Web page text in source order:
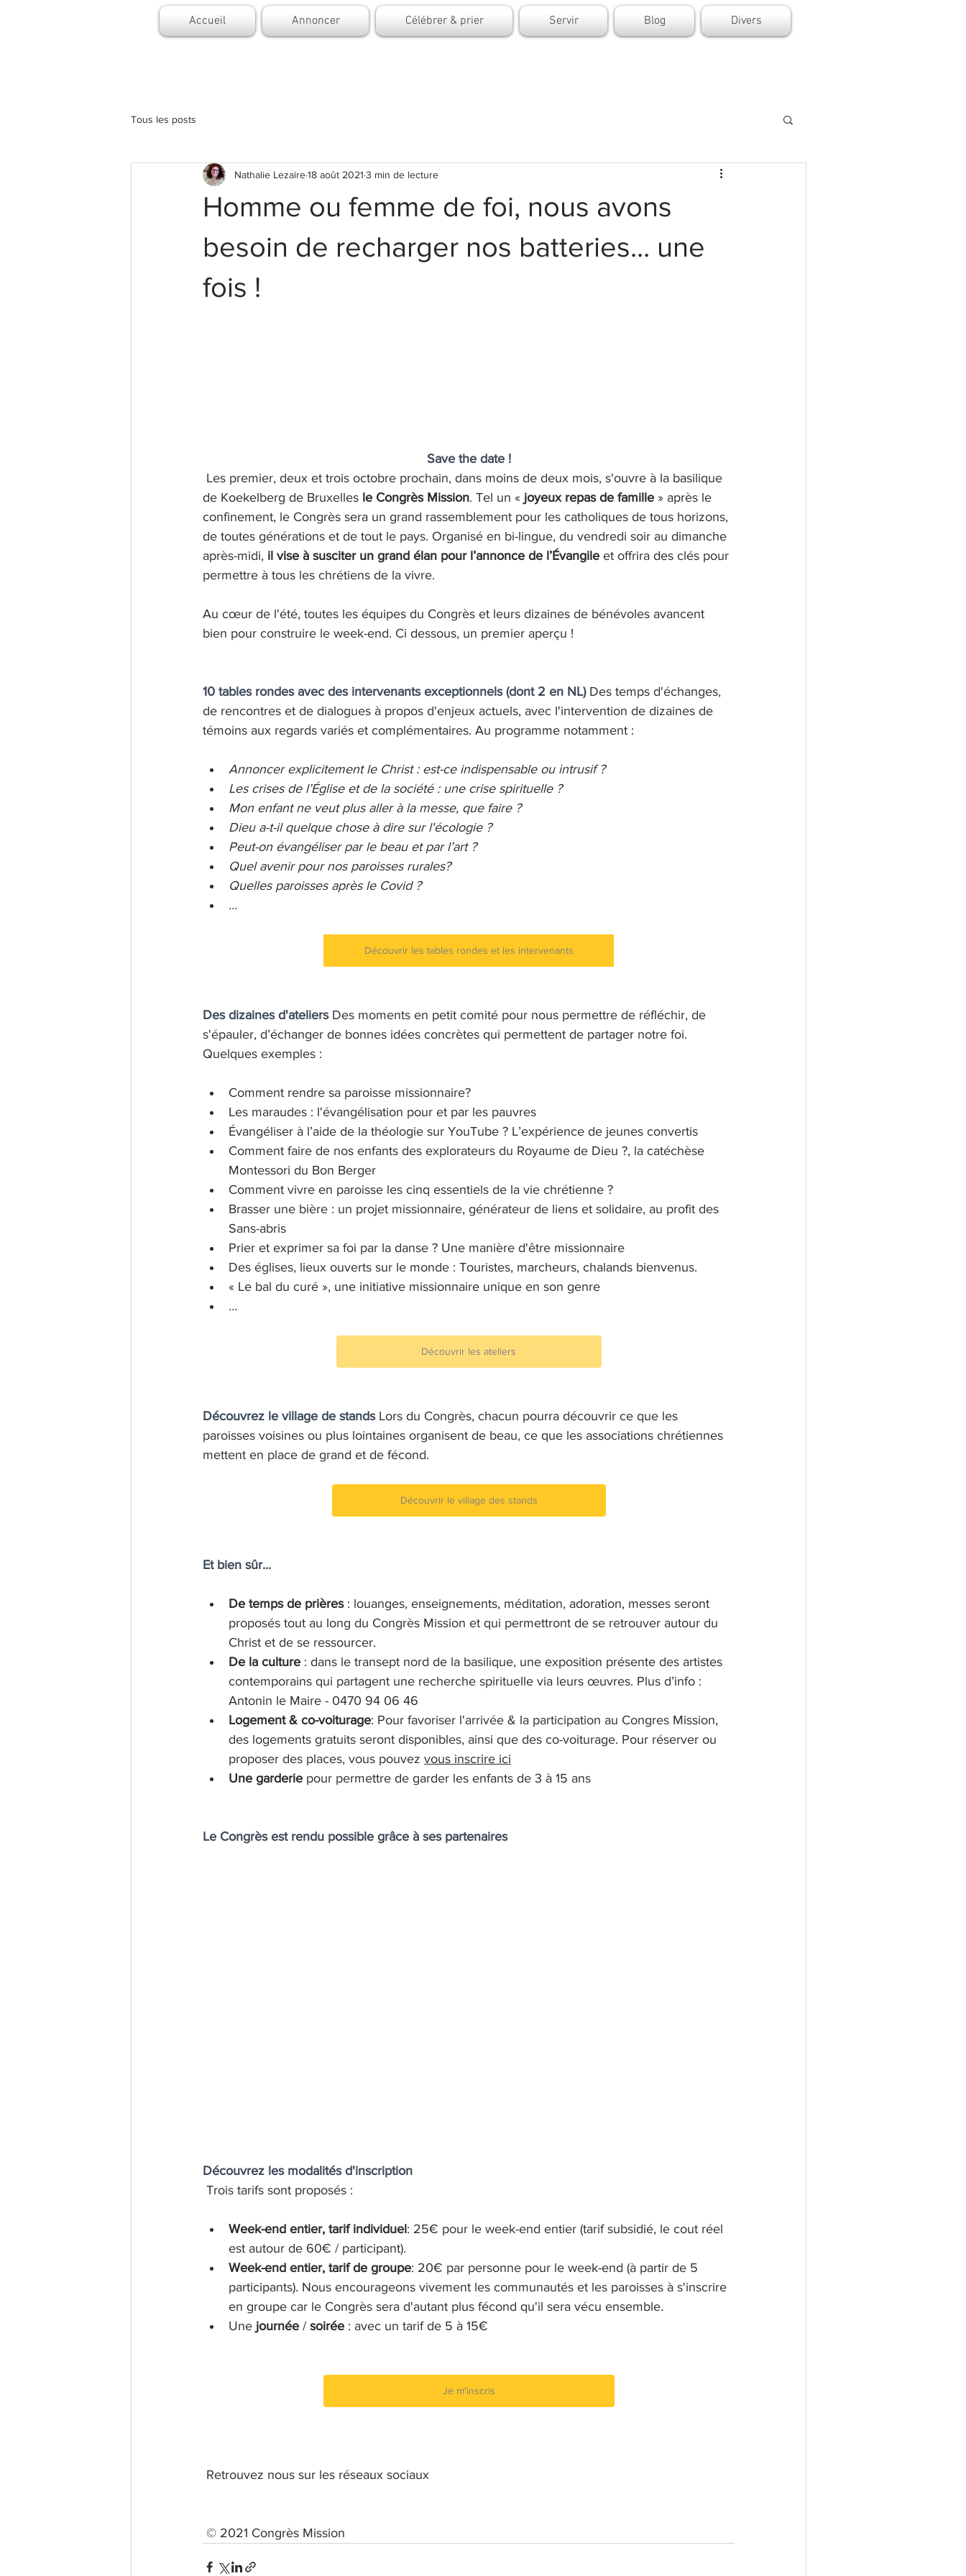
Accueil Annoncer Célébrer & prier Servir Blog Divers
Tous les posts
Homme ou femme de foi, nous avons
besoin de recharger nos batteries... une
fois !
Nathalie Lezaire18 août 2021 3 min de lecture
Save the date !
de Koekelberg de Bruxelles le Congrès Mission. Tel un « joyeux repas de famille » après le
confinement, le Congrès sera un grand rassemblement pour les catholiques de tous horizons,
de toutes générations et de tout le pays. Organisé en bi-lingue, du vendredi soir au dimanche
après-midi, il vise à susciter un grand élan pour l’annonce de l’Évangile et offrira des clés pour
permettre à tous les chrétiens de la vivre.
Au cœur de l'été, toutes les équipes du Congrès et leurs dizaines de bénévoles avancent
bien pour construire le week-end. Ci dessous, un premier aperçu !
10 tables rondes avec des intervenants exceptionnels (dont 2 en NL) Des temps d'échanges,
de rencontres et de dialogues à propos d'enjeux actuels, avec l'intervention de dizaines de
témoins aux regards variés et complémentaires. Au programme notamment :
Annoncer explicitement le Christ : est-ce indispensable ou intrusif ?
Les crises de l’Église et de la société : une crise spirituelle ?
Mon enfant ne veut plus aller à la messe, que faire ?
Dieu a-t-il quelque chose à dire sur l'écologie ?
Peut-on évangéliser par le beau et par l’art ?
Quel avenir pour nos paroisses rurales?
Quelles paroisses après le Covid ?
...
Découvrir les tables rondes et les intervenants
Des dizaines d'ateliers Des moments en petit comité pour nous permettre de réfléchir, de
s'épauler, d’échanger de bonnes idées concrètes qui permettent de partager notre foi.
Quelques exemples :
Comment rendre sa paroisse missionnaire?
Les maraudes : l'évangélisation pour et par les pauvres
Évangéliser à l’aide de la théologie sur YouTube ? L’expérience de jeunes convertis
Comment faire de nos enfants des explorateurs du Royaume de Dieu ?, la catéchèse
Montessori du Bon Berger
Comment vivre en paroisse les cinq essentiels de la vie chrétienne ?
Brasser une bière : un projet missionnaire, générateur de liens et solidaire, au profit des
Sans-abris
Prier et exprimer sa foi par la danse ? Une manière d'être missionnaire
Des églises, lieux ouverts sur le monde : Touristes, marcheurs, chalands bienvenus.
« Le bal du curé », une initiative missionnaire unique en son genre
...
Découvrir les ateliers
Découvrez le village de stands Lors du Congrès, chacun pourra découvrir ce que les
paroisses voisines ou plus lointaines organisent de beau, ce que les associations chrétiennes
mettent en place de grand et de fécond.
Découvrir le village des stands
Et bien sûr...
De temps de prières : louanges, enseignements, méditation, adoration, messes seront
proposés tout au long du Congrès Mission et qui permettront de se retrouver autour du
Christ et de se ressourcer.
De la culture : dans le transept nord de la basilique, une exposition présente des artistes
contemporains qui partagent une recherche spirituelle via leurs œuvres. Plus d’info :
Antonin le Maire - 0470 94 06 46​
Logement & co-voiturage: Pour favoriser l'arrivée & la participation au Congres Mission,
des logements gratuits seront disponibles, ainsi que des co-voiturage. Pour réserver ou
proposer des places, vous pouvez vous inscrire ici
Une garderie pour permettre de garder les enfants de 3 à 15 ans
Le Congrès est rendu possible grâce à ses partenaires
Découvrez les modalités d'inscription
Trois tarifs sont proposés :
Week-end entier, tarif individuel: 25€ pour le week-end entier (tarif subsidié, le cout réel
est autour de 60€ / participant).
Week-end entier, tarif de groupe: 20€ par personne pour le week-end (à partir de 5
participants). Nous encourageons vivement les communautés et les paroisses à s'inscrire
en groupe car le Congrès sera d'autant plus fécond qu'il sera vécu ensemble.
Une journée / soirée : avec un tarif de 5 à 15€
Je m'inscris
Retrouvez nous sur les réseaux sociaux
© 2021 Congrès Mission